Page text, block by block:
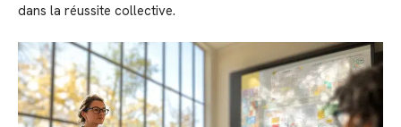
dans la réussite collective.